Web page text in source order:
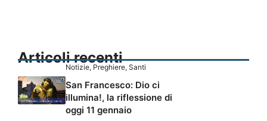
Articoli recenti
Notizie, Preghiere, Santi
San Francesco: Dio ci
illumina!, la riflessione di
oggi 11 gennaio